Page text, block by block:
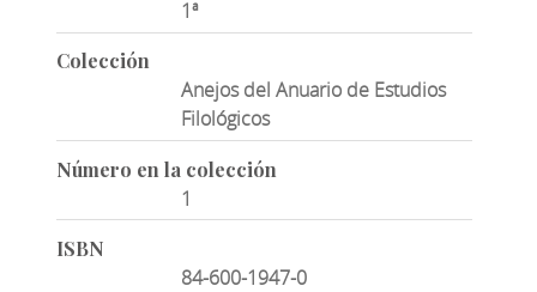
1ª
Colección
Anejos del Anuario de Estudios
Filológicos
Número en la colección
1
ISBN
84-600-1947-0